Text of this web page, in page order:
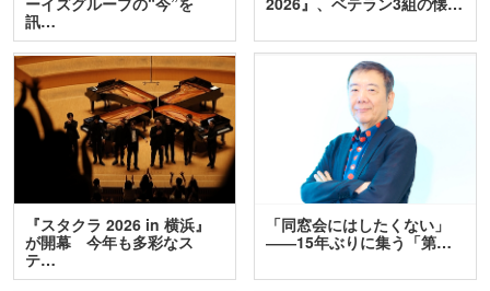
訊…
『スタクラ 2026 in 横浜』
が開幕 今年も多彩なス
テ…
「同窓会にはしたくない」
――15年ぶりに集う「第…